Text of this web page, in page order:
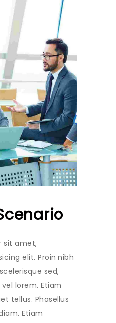
sit amet,
elit. Proin nibh
sed,
lorem. Etiam
tellus. Phasellus
Etiam